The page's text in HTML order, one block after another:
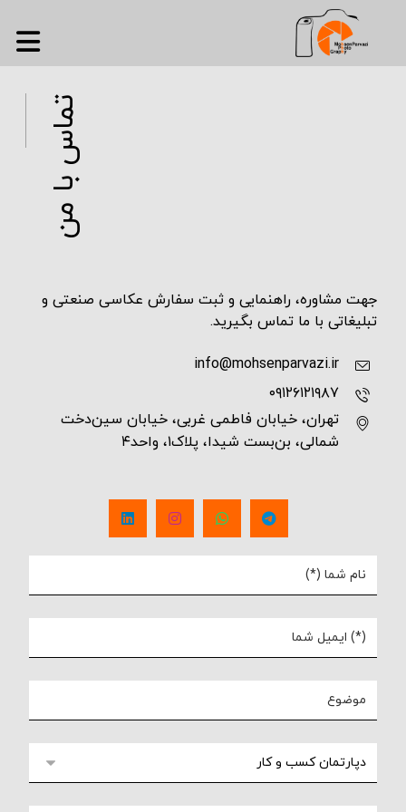
تماس با من
جهت مشاوره، راهنمایی و ثبت سفارش عکاسی صنعتی و
تبلیغاتی با ما تماس بگیرید.
info@mohsenparvazi.ir
۰۹۱۲۶۱۲۱۹۸۷
تهران، خیابان فاطمی غربی، خیابان سین‌دخت
شمالی، بن‌بست شیدا، پلاک۱، واحد۴